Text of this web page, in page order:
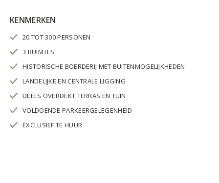
KENMERKEN
20 TOT 300 PERSONEN
3 RUIMTES
HISTORISCHE BOERDERIJ MET BUITENMOGELIJKHEDEN
LANDELIJKE EN CENTRALE LIGGING
DEELS OVERDEKT TERRAS EN TUIN
VOLDOENDE PARKEERGELEGENHEID
EXCLUSIEF TE HUUR